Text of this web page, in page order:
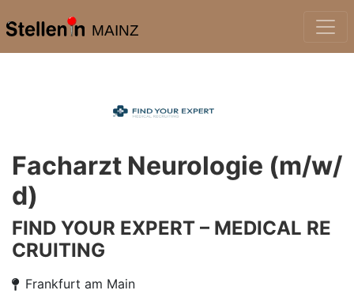
MAINZ
Facharzt Neurologie (m/w/
d)
FIND YOUR EXPERT – MEDICAL RE
CRUITING
Frankfurt am Main